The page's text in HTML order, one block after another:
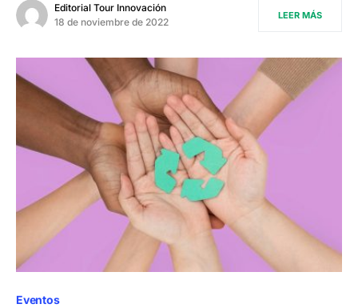
Editorial Tour Innovación
18 de noviembre de 2022
LEER MÁS
Eventos